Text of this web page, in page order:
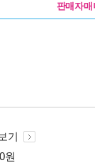
판매자매
기
원